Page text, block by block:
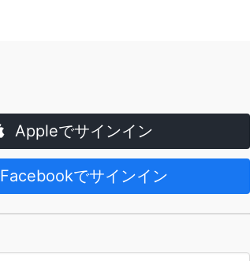
Appleでサインイン
Facebookでサインイン